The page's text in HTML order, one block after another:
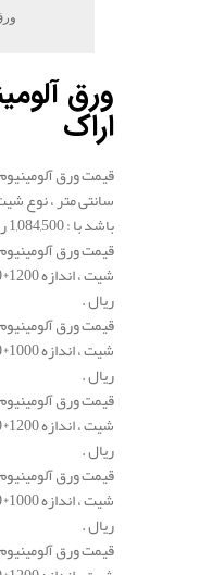
ورق
اراک
باشد با : 1,084,500 ریال .
ریال .
ریال .
ریال .
ریال .